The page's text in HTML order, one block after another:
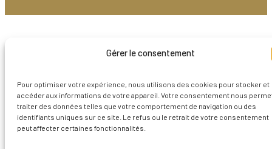
Gérer le consentement
Pour optimiser votre expérience, nous utilisons des cookies pour stocker et
accéder aux informations de votre appareil. Votre consentement nous
traiter des données telles que votre comportement de navigation ou des
identifiants uniques sur ce site. Le refus ou le retrait de votre consentement
peut affecter certaines fonctionnalités.